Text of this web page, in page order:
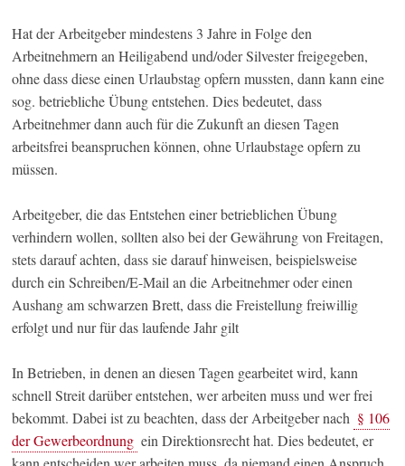
Hat der Arbeitgeber mindestens 3 Jahre in Folge den
Arbeitnehmern an Heiligabend und/oder Silvester freigegeben,
ohne dass diese einen Urlaubstag opfern mussten, dann kann eine
sog. betriebliche Übung entstehen. Dies bedeutet, dass
Arbeitnehmer dann auch für die Zukunft an diesen Tagen
arbeitsfrei beanspruchen können, ohne Urlaubstage opfern zu
müssen.
Arbeitgeber, die das Entstehen einer betrieblichen Übung
verhindern wollen, sollten also bei der Gewährung von Freitagen,
stets darauf achten, dass sie darauf hinweisen, beispielsweise
durch ein Schreiben/E-Mail an die Arbeitnehmer oder einen
Aushang am schwarzen Brett, dass die Freistellung freiwillig
erfolgt und nur für das laufende Jahr gilt
In Betrieben, in denen an diesen Tagen gearbeitet wird, kann
schnell Streit darüber entstehen, wer arbeiten muss und wer frei
bekommt. Dabei ist zu beachten, dass der Arbeitgeber nach § 106
der Gewerbeordnung ein Direktionsrecht hat. Dies bedeutet, er